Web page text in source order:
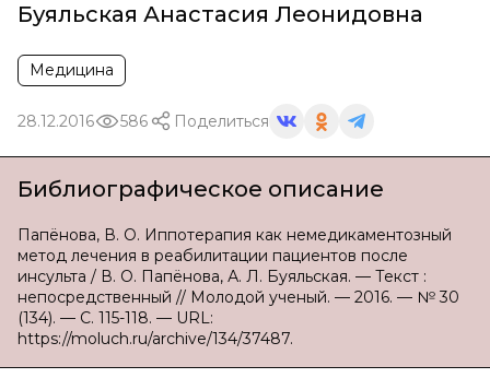
Буяльская Анастасия Леонидовна
Медицина
28.12.2016 586 Поделиться
Библиографическое описание
Папёнова, В. О. Иппотерапия как немедикаментозный
метод лечения в реабилитации пациентов после
инсульта / В. О. Папёнова, А. Л. Буяльская. — Текст :
непосредственный // Молодой ученый. — 2016. — № 30
(134). — С. 115-118. — URL:
https://moluch.ru/archive/134/37487.